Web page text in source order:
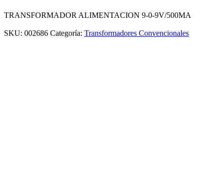
TRANSFORMADOR ALIMENTACION 9-0-9V/500MA
SKU: 002686 Categoría: Transformadores Convencionales